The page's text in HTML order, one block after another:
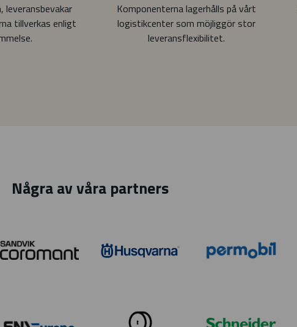
tillverkas enligt
Komponenterna lagerhålls på vårt
logistikcenter som möjliggör stor
leveransflexibilitet.
Några av våra partners